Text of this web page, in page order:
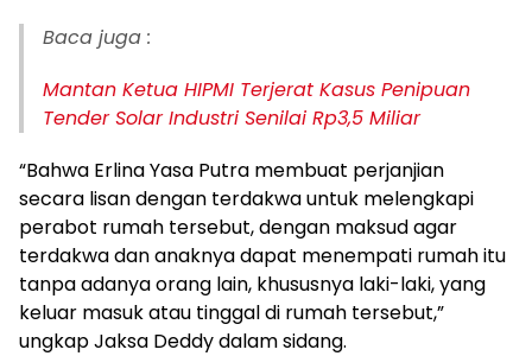
Baca juga :
Mantan Ketua HIPMI Terjerat Kasus Penipuan
Tender Solar Industri Senilai Rp3,5 Miliar
“Bahwa Erlina Yasa Putra membuat perjanjian
secara lisan dengan terdakwa untuk melengkapi
perabot rumah tersebut, dengan maksud agar
terdakwa dan anaknya dapat menempati rumah itu
tanpa adanya orang lain, khususnya laki-laki, yang
keluar masuk atau tinggal di rumah tersebut,”
ungkap Jaksa Deddy dalam sidang.